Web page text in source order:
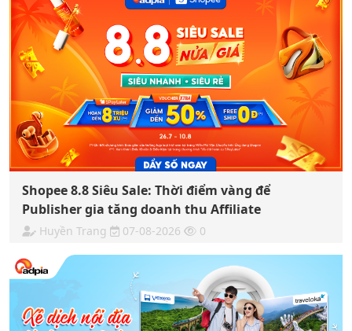
Shopee 8.8 Siêu Sale: Thời điểm vàng để
Publisher gia tăng doanh thu Affiliate
Huyền Trang 07-08-2026 0